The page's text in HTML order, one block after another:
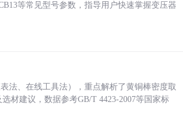
等常见型号参数，指导用户快速掌握变压器
法、在线工具法），重点解析了黄铜棒密度取
材建议，数据参考GB/T 4423-2007等国家标